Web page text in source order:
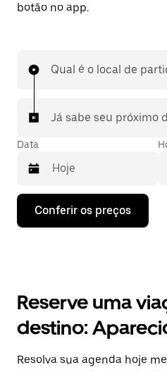
botão no app.
Qual é o local de
Já sabe seu próximo
Data
Pressione
seta
o
e
uma
data.
Conferir os preços
Reserve uma
destino:
Resolva sua agenda hoje